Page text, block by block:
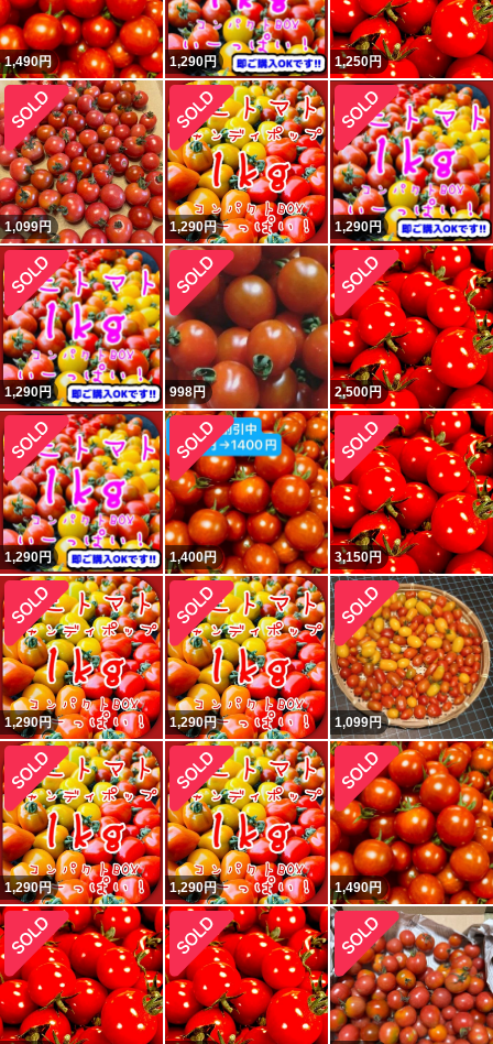
1,490円 1,290円 1,250円
1,099円 1,290円 1,290円
1,290円 998円 2,500円
1,290円 1,400円 3,150円
1,290円 1,290円 1,099円
1,290円 1,290円 1,490円